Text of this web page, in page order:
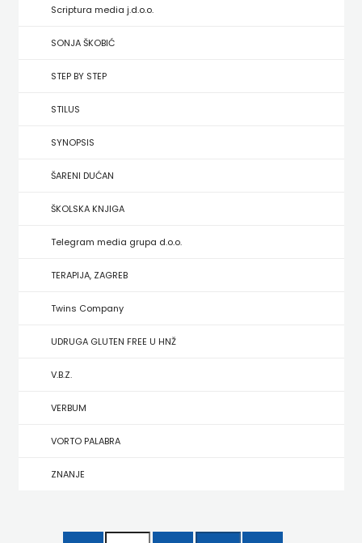
MLADINSKA
KNJIGA
MOZAIK
MOZAIK
KNJIGA
NAKLADA
BEGEN
NAKLADA
BENEDIKTA
NAKLADA
MATE
Scriptura media j.d.o.o.
SONJA ŠKOBIĆ
STEP BY STEP
STILUS
SYNOPSIS
ŠARENI DUĆAN
ŠKOLSKA KNJIGA
Telegram media grupa d.o.o.
TERAPIJA, ZAGREB
Twins Company
UDRUGA GLUTEN FREE U HNŽ
V.B.Z.
VERBUM
VORTO PALABRA
ZNANJE